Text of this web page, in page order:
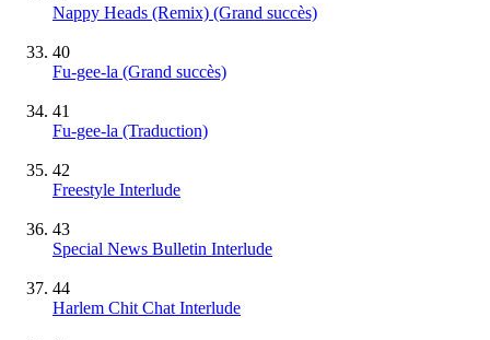
Nappy Heads (Remix) (Grand succès)
40
Fu-gee-la (Grand succès)
41
Fu-gee-la (Traduction)
42
Freestyle Interlude
43
Special News Bulletin Interlude
44
Harlem Chit Chat Interlude